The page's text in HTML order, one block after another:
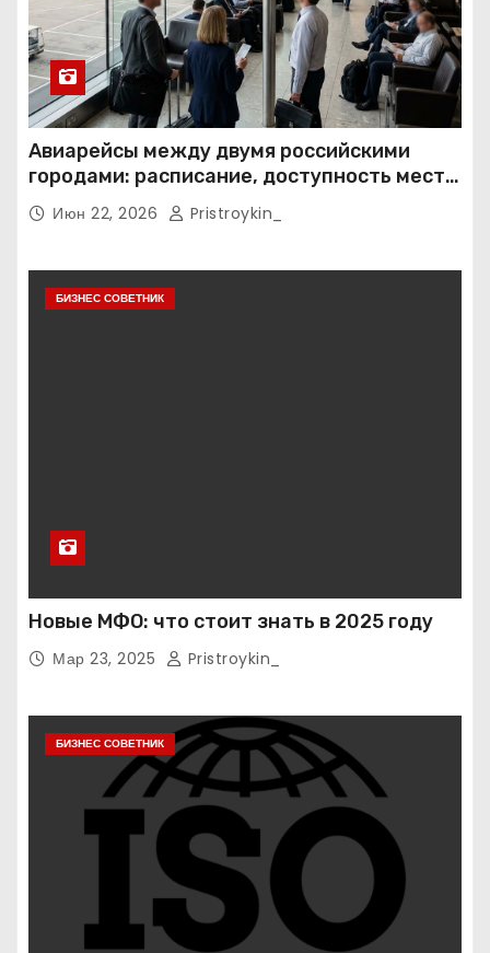
Авиарейсы между двумя российскими
городами: расписание, доступность мест и
тарифные условия
Июн 22, 2026 Pristroykin_
БИЗНЕС СОВЕТНИК
Новые МФО: что стоит знать в 2025 году
Мар 23, 2025 Pristroykin_
БИЗНЕС СОВЕТНИК